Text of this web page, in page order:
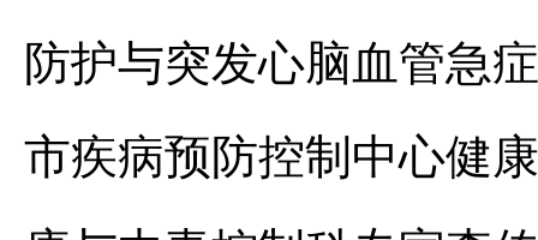
防护与突发心脑血管急
市疾病预防控制中心健